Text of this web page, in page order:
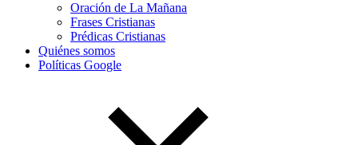
Oración de La Mañana
Frases Cristianas
Prédicas Cristianas
Quiénes somos
Políticas Google